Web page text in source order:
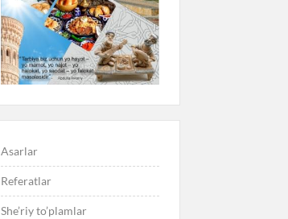
Asarlar
Referatlar
She’riy to’plamlar